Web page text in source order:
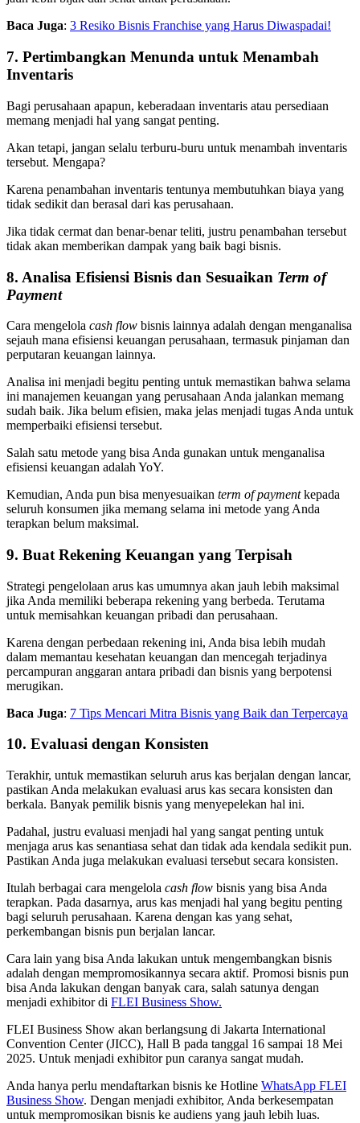
Baca Juga: 3 Resiko Bisnis Franchise yang Harus Diwaspadai!
7. Pertimbangkan Menunda untuk Menambah
Inventaris
Bagi perusahaan apapun, keberadaan inventaris atau persediaan
memang menjadi hal yang sangat penting.
Akan tetapi, jangan selalu terburu-buru untuk menambah inventaris
tersebut. Mengapa?
Karena penambahan inventaris tentunya membutuhkan biaya yang
tidak sedikit dan berasal dari kas perusahaan.
Jika tidak cermat dan benar-benar teliti, justru penambahan tersebut
tidak akan memberikan dampak yang baik bagi bisnis.
8. Analisa Efisiensi Bisnis dan Sesuaikan Term of
Payment
Cara mengelola cash flow bisnis lainnya adalah dengan menganalisa
sejauh mana efisiensi keuangan perusahaan, termasuk pinjaman dan
perputaran keuangan lainnya.
Analisa ini menjadi begitu penting untuk memastikan bahwa selama
ini manajemen keuangan yang perusahaan Anda jalankan memang
sudah baik. Jika belum efisien, maka jelas menjadi tugas Anda untuk
memperbaiki efisiensi tersebut.
Salah satu metode yang bisa Anda gunakan untuk menganalisa
efisiensi keuangan adalah YoY.
Kemudian, Anda pun bisa menyesuaikan term of paymentkepada
seluruh konsumen jika memang selama ini metode yang Anda
terapkan belum maksimal.
9. Buat Rekening Keuangan yang Terpisah
Strategi pengelolaan arus kas umumnya akan jauh lebih maksimal
jika Anda memiliki beberapa rekening yang berbeda. Terutama
untuk memisahkan keuangan pribadi dan perusahaan.
Karena dengan perbedaan rekening ini, Anda bisa lebih mudah
dalam memantau kesehatan keuangan dan mencegah terjadinya
percampuran anggaran antara pribadi dan bisnis yang berpotensi
merugikan.
Baca Juga: 7 Tips Mencari Mitra Bisnis yang Baik dan Terpercaya
10. Evaluasi dengan Konsisten
Terakhir, untuk memastikan seluruh arus kas berjalan dengan lancar,
pastikan Anda melakukan evaluasi arus kas secara konsisten dan
berkala. Banyak pemilik bisnis yang menyepelekan hal ini.
Padahal, justru evaluasi menjadi hal yang sangat penting untuk
menjaga arus kas senantiasa sehat dan tidak ada kendala sedikit pun.
Pastikan Anda juga melakukan evaluasi tersebut secara konsisten.
Itulah berbagai cara mengelola cash flow bisnis yang bisa Anda
terapkan. Pada dasarnya, arus kas menjadi hal yang begitu penting
bagi seluruh perusahaan. Karena dengan kas yang sehat,
perkembangan bisnis pun berjalan lancar.
Cara lain yang bisa Anda lakukan untuk mengembangkan bisnis
adalah dengan mempromosikannya secara aktif. Promosi bisnis pun
bisa Anda lakukan dengan banyak cara, salah satunya dengan
menjadi exhibitor di FLEI Business Show.
FLEI Business Show akan berlangsung di Jakarta International
Convention Center (JICC), Hall B pada tanggal 16 sampai 18 Mei
2025. Untuk menjadi exhibitor pun caranya sangat mudah.
Anda hanya perlu mendaftarkan bisnis ke Hotline WhatsApp FLEI
Business Show. Dengan menjadi exhibitor, Anda berkesempatan
untuk mempromosikan bisnis ke audiens yang jauh lebih luas.